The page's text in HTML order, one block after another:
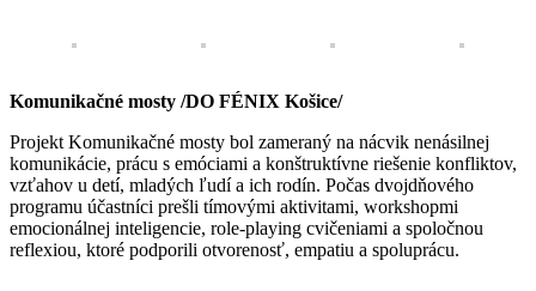
Komunikačné mosty /DO FÉNIX Košice/
Projekt Komunikačné mosty bol zameraný na nácvik nenásilnej
komunikácie, prácu s emóciami a konštruktívne riešenie konfliktov,
vzťahov u detí, mladých ľudí a ich rodín. Počas dvojdňového
programu účastníci prešli tímovými aktivitami, workshopmi
emocionálnej inteligencie, role-playing cvičeniami a spoločnou
reflexiou, ktoré podporili otvorenosť, empatiu a spoluprácu.